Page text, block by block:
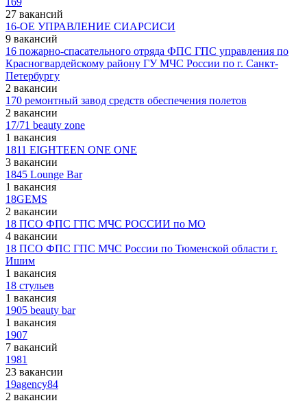
27 вакансий
16-ОЕ УПРАВЛЕНИЕ СИАРСИСИ
9 вакансий
16 пожарно-спасательного отряда ФПС ГПС управления по
Красногвардейскому району ГУ МЧС России по г. Санкт-
Петербургу
2 вакансии
170 ремонтный завод средств обеспечения полетов
2 вакансии
17/71 beauty zone
1 вакансия
1811 EIGHTEEN ONE ONE
3 вакансии
1845 Lounge Bar
1 вакансия
18GEMS
2 вакансии
18 ПСО ФПС ГПС МЧС РОССИИ по МО
4 вакансии
18 ПСО ФПС ГПС МЧС России по Тюменской области г.
Ишим
1 вакансия
18 стульев
1 вакансия
1905 beauty bar
1 вакансия
1907
7 вакансий
1981
23 вакансии
19agency84
2 вакансии